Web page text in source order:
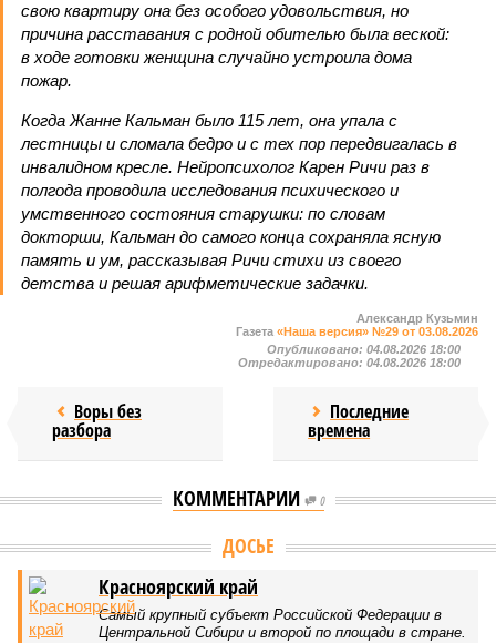
свою квартиру она без особого удовольствия, но
причина расставания с родной обителью была веской:
в ходе готовки женщина случайно устроила дома
пожар.
Когда Жанне Кальман было 115 лет, она упала с
лестницы и сломала бедро и с тех пор передвигалась в
инвалидном кресле. Нейропсихолог Карен Ричи раз в
полгода проводила исследования психического и
умственного состояния старушки: по словам
докторши, Кальман до самого конца сохраняла ясную
память и ум, рассказывая Ричи стихи из своего
детства и решая арифметические задачки.
Александр Кузьмин
Газета «Наша версия» №29 от 03.08.2026
Опубликовано: 04.08.2026 18:00
Отредактировано: 04.08.2026 18:00
Воры без
разбора
Последние
времена
КОММЕНТАРИИ 0
Версия //Общество //Земля уже не раз показывала человечеству свой
крутой нрав – когда покажет снова?
Последние времена